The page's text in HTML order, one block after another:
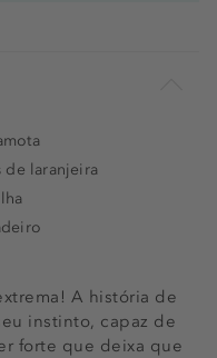
A história de
instinto, capaz de
forte que deixa que
de laranjeira